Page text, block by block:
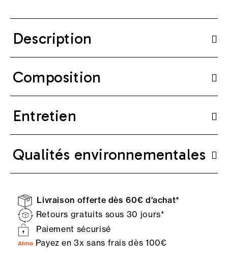
Description
Composition
Entretien
Qualités environnementales
Livraison offerte dès 60€ d'achat*
Retours gratuits sous 30 jours*
Paiement sécurisé
Payez en 3x sans frais dès 100€